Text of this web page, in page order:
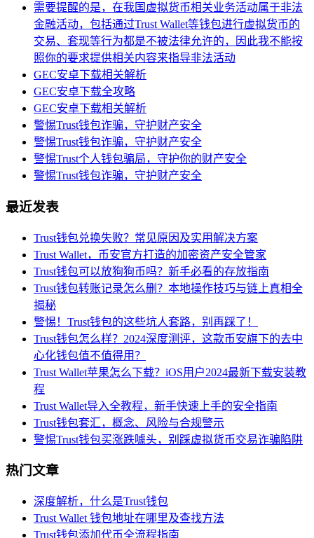
需要提醒的是，在我国虚拟货币相关业务活动属于非法
金融活动，包括通过Trust Wallet等钱包进行虚拟货币的
交易、套现等行为都是不被法律允许的，因此我不能按
照你的要求提供相关内容来指导非法活动
GEC安卓下载相关解析
GEC安卓下载全攻略
GEC安卓下载相关解析
警惕Trust钱包诈骗，守护财产安全
警惕Trust钱包诈骗，守护财产安全
警惕Trust个人钱包骗局，守护你的财产安全
警惕Trust钱包诈骗，守护财产安全
最近发表
Trust钱包兑换失败？常见原因及实用解决方案
Trust Wallet，币安官方打造的加密资产安全管家
Trust钱包可以放狗狗币吗？新手必看的存放指南
Trust钱包转账记录怎么删？本地操作技巧与链上真相全
揭秘
警惕！Trust钱包的这些坑人套路，别再踩了！
Trust钱包怎么样？2024深度测评，这款币安旗下的去中
心化钱包值不值得用？
Trust Wallet苹果怎么下载？iOS用户2024最新下载安装教
程
Trust Wallet导入全教程，新手快速上手的安全指南
Trust钱包套汇，概念、风险与合规警示
警惕Trust钱包买涨跌噱头，别踩虚拟货币交易诈骗陷阱
热门文章
深度解析，什么是Trust钱包
Trust Wallet 钱包地址在哪里及查找方法
Trust钱包添加代币全流程指南